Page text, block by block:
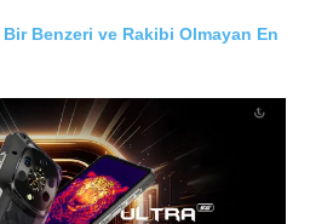
Benzeri ve Rakibi Olmayan En